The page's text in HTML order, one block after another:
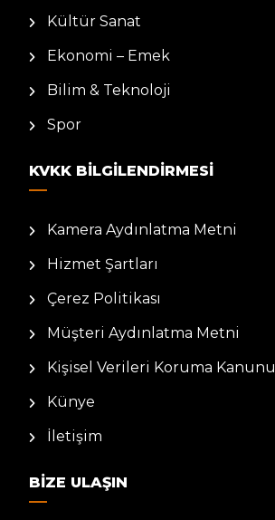
Kültür Sanat
Ekonomi – Emek
Bilim & Teknoloji
Spor
KVKK BILGILENDIRMESI
Kamera Aydınlatma Metni
Hizmet Şartları
Çerez Politikası
Müşteri Aydınlatma Metni
Kişisel Verileri Koruma Kanunu
Künye
İletişim
BIZE ULAŞIN